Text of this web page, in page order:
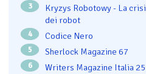
3
Kryzys Robotowy - La crisi
dei robot
4 Codice Nero
5 Sherlock Magazine 67
6 Writers Magazine Italia 25